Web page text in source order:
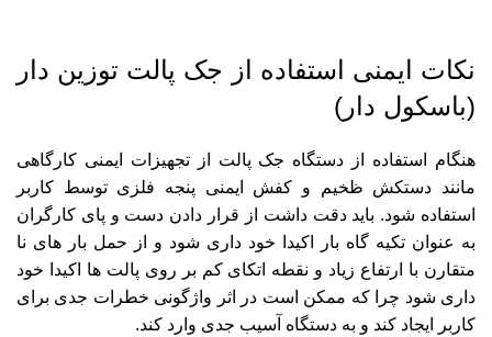
نکات ایمنی استفاده از جک پالت توزین دار
(باسکول دار)
هنگام استفاده از دستگاه جک پالت از تجهیزات ایمنی کارگاهی
مانند دستکش ظخیم و کفش ایمنی پنجه فلزی توسط کاربر
استفاده شود. باید دقت داشت از قرار دادن دست و پای کارگران
به عنوان تکیه گاه بار اکیدا خود داری شود و از حمل بار های نا
متقارن با ارتفاع زیاد و نقطه اتکای کم بر روی پالت ها اکیدا خود
داری شود چرا که ممکن است در اثر واژگونی خطرات جدی برای
کاربر ایجاد کند و به دستگاه آسیب جدی وارد کند.